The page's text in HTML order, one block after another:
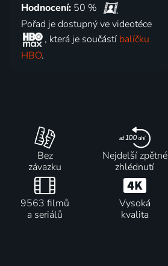
Hodnocení: 50 %
Pořad je dostupný ve videotéce
, která je součástí balíčku
HBO.
Bez
závazku
Nejdelší zpětné
zhlédnutí
9563 filmů
a seriálů
Vysoká
kvalita